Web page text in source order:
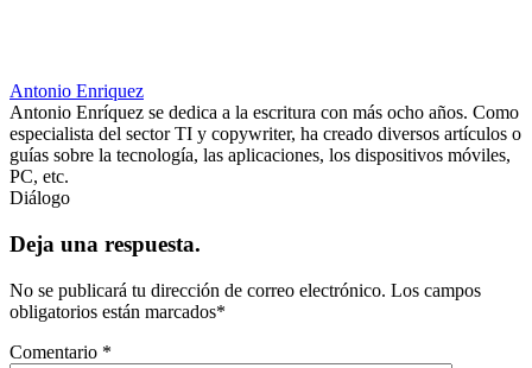
Antonio Enriquez
Antonio Enríquez se dedica a la escritura con más ocho años. Como
especialista del sector TI y copywriter, ha creado diversos artículos o
guías sobre la tecnología, las aplicaciones, los dispositivos móviles,
PC, etc.
Diálogo
Deja una respuesta.
No se publicará tu dirección de correo electrónico. Los campos
obligatorios están marcados*
Comentario *